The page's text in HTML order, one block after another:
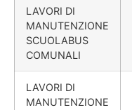
LAVORI DI
MANUTENZIONE
SCUOLABUS
COMUNALI
LAVORI DI
MANUTENZIONE